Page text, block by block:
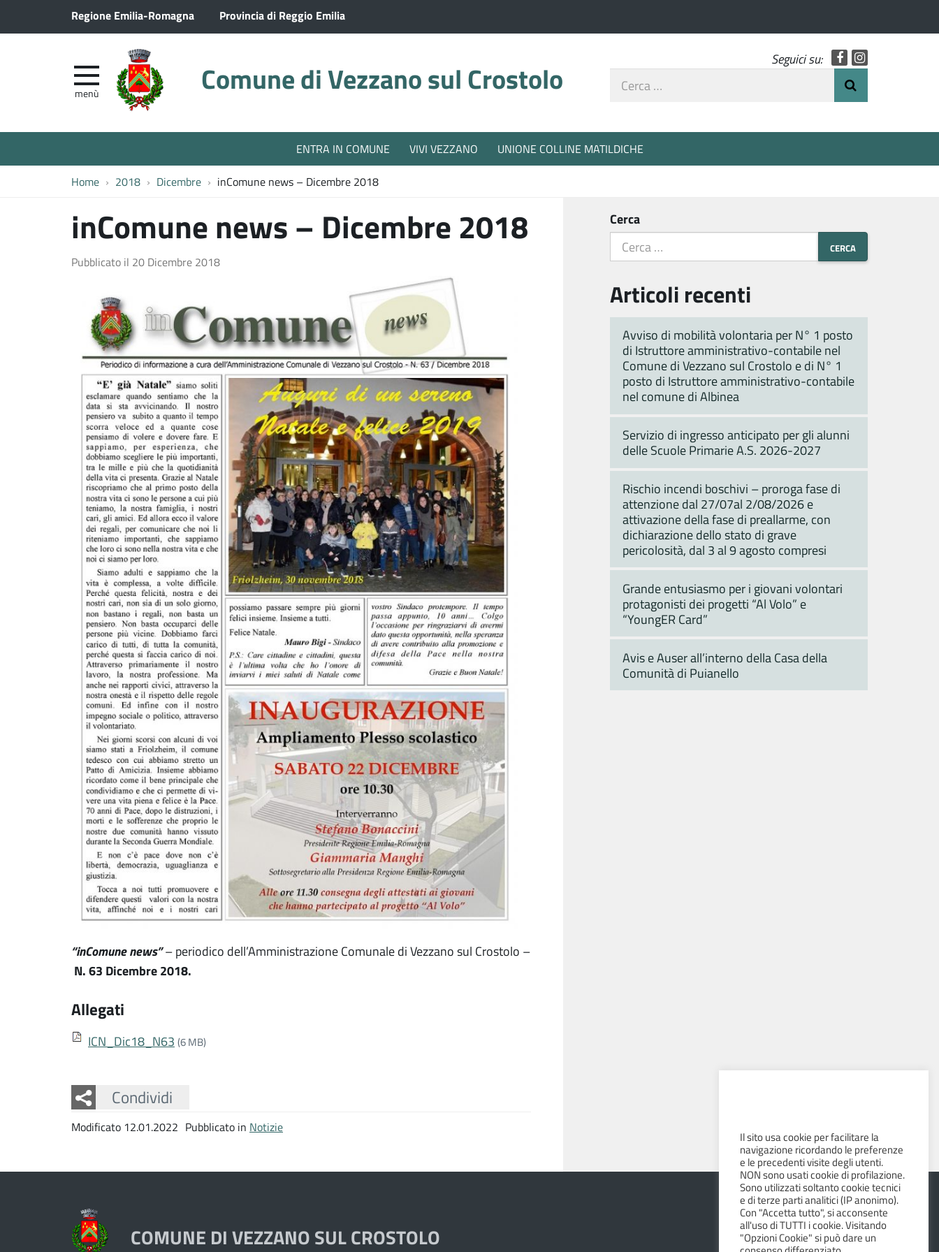
Regione Emilia-Romagna Provincia di Reggio Emilia
Comune di Vezzano sul Crostolo
menù
Seguici su: Facebook
Cerca
ENTRA IN COMUNE VIVI VEZZANO UNIONE COLLINE MATILDICHE
Home 2018 Dicembre inComune news – Dicembre 2018
inComune news – Dicembre 2018
Pubblicato il 20 Dicembre 2018
“inComune news”– periodico dell’Amministrazione Comunale di Vezzano sul Crostolo –
N. 63 Dicembre 2018.
Allegati
ICN_Dic18_N63 (6 MB)
Condividi
Facebook
Twitter
Whatsapp
Modificato 12.01.2022 Pubblicato in Notizie
Cerca
Articoli recenti
Avviso di mobilità volontaria per N° 1 posto
di Istruttore amministrativo-contabile nel
Comune di Vezzano sul Crostolo e di N° 1
posto di Istruttore amministrativo-contabile
nel comune di Albinea
Servizio di ingresso anticipato per gli alunni
delle Scuole Primarie A.S. 2026-2027
Rischio incendi boschivi – proroga fase di
attenzione dal 27/07al 2/08/2026 e
attivazione della fase di preallarme, con
dichiarazione dello stato di grave
pericolosità, dal 3 al 9 agosto compresi
Grande entusiasmo per i giovani volontari
protagonisti dei progetti “Al Volo” e
“YoungER Card”
Avis e Auser all’interno della Casa della
Comunità di Puianello
COMUNE DI VEZZANO SUL CROSTOLO
Il sito usa cookie per facilitare la
navigazione ricordando le preferenze
e le precedenti visite degli utenti.
NON sono usati cookie di profilazione.
Sono utilizzati soltanto cookie tecnici
e di terze parti analitici (IP anonimo).
Con "Accetta tutto", si acconsente
all'uso di TUTTI i cookie. Visitando
"Opzioni Cookie" si può dare un